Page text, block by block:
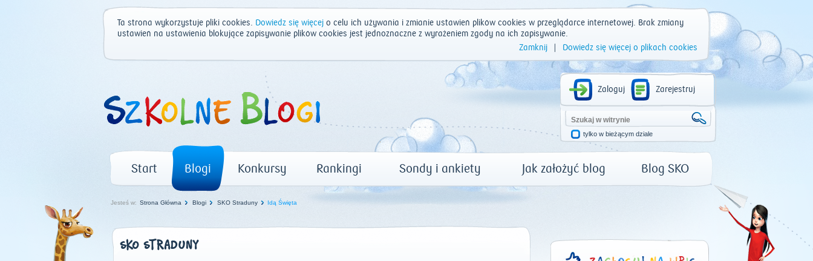
Ta strona wykorzystuje pliki cookies. Dowiedz się więcejo celu ich używania i zmianie ustawień plików cookies w przeglądarce internetowej. Brak zmiany
ustawień na ustawienia blokujące zapisywanie plików cookies jest jednoznaczne z wyrażeniem zgody na ich zapisywanie.
Zamknij
Dowiedz się więcej o plikach cookies
Zaloguj Zarejestruj
tylko w bieżącym dziale
Start Blogi Konkursy Rankingi Sondy i ankiety Jak założyć blog Blog SKO
Jesteś w: Strona Główna Blogi SKO Straduny Idą Święta
SKO STRADUNY